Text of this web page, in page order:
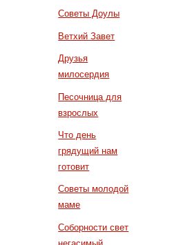
Советы Доулы
Ветхий Завет
Друзья
милосердия
Песочница для
взрослых
Что день
грядущий нам
готовит
Советы молодой
маме
Соборности свет